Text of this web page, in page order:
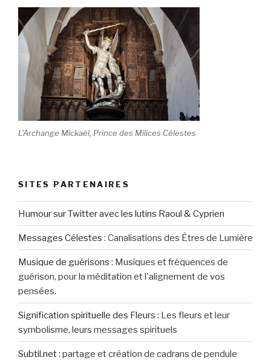
L'Archange Mickaël, Prince des Milices Célestes
SITES PARTENAIRES
Humour sur Twitter avec les lutins Raoul & Cyprien
Messages Célestes : Canalisations des Êtres de Lumière
Musique de guérisons : Musiques et fréquences de
guérison, pour la méditation et l'alignement de vos
pensées.
Signification spirituelle des Fleurs : Les fleurs et leur
symbolisme, leurs messages spirituels
Subtil.net: partage et création de cadrans de pendule